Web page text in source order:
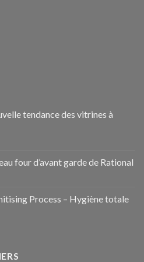
tendance des vitrines à
four d’avant garde de Rational
Process – Hygiène totale